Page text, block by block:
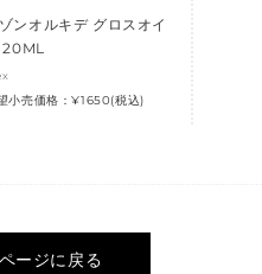
ンオルキデ グロスオイ
20ML
小売価格：¥1650(税込)
ージに戻る